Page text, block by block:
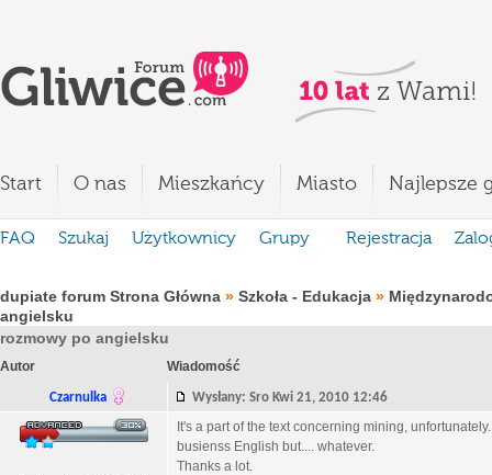
Start O nas Mieszkańcy Miasto Najlepsze
FAQ Szukaj Użytkownicy Grupy Rejestracja
dupiate forum Strona Główna » Szkoła - Edukacja »
angielsku
rozmowy po angielsku
Autor Wiadomość
Czarnulka Wysłany: Sro Kwi 21, 2010 12:46
It's a part of the text concerning mining,
busienss English but.... whatever.
Thanks a lot.